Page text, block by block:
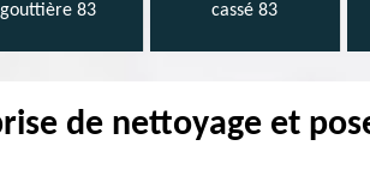
gouttière 83
cassé 83
de nettoyage et